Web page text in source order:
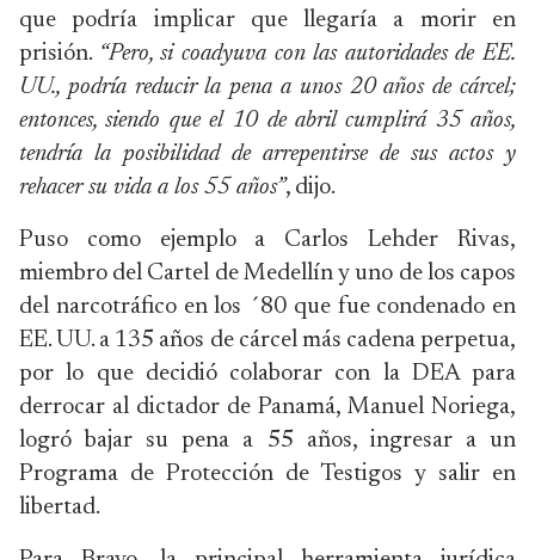
que podría implicar que llegaría a morir en
prisión. “Pero, si coadyuva con las autoridades de EE.
UU., podría reducir la pena a unos 20 años de cárcel;
entonces, siendo que el 10 de abril cumplirá 35 años,
tendría la posibilidad de arrepentirse de sus actos y
rehacer su vida a los 55 años”, dijo.
Puso como ejemplo a Carlos Lehder Rivas,
miembro del Cartel de Medellín y uno de los capos
del narcotráfico en los ´80 que fue condenado en
EE. UU. a 135 años de cárcel más cadena perpetua,
por lo que decidió colaborar con la DEA para
derrocar al dictador de Panamá, Manuel Noriega,
logró bajar su pena a 55 años, ingresar a un
Programa de Protección de Testigos y salir en
libertad.